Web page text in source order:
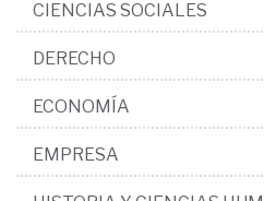
CIENCIAS SOCIALES
DERECHO
ECONOMÍA
EMPRESA